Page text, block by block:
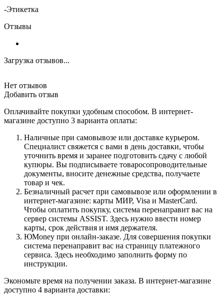
-Этикетка
Отзывы
Загрузка отзывов...
Нет отзывов
Добавить отзыв
Оплачивайте покупки удобным способом. В интернет-
магазине доступно 3 варианта оплаты:
Наличные при самовывозе или доставке курьером.
Специалист свяжется с вами в день доставки, чтобы
уточнить время и заранее подготовить сдачу с любой
купюры. Вы подписываете товаросопроводительные
документы, вносите денежные средства, получаете
товар и чек.
Безналичный расчет при самовывозе или оформлении в
интернет-магазине: карты МИР, Visa и MasterCard.
Чтобы оплатить покупку, система перенаправит вас на
сервер системы ASSIST. Здесь нужно ввести номер
карты, срок действия и имя держателя.
ЮMoney при онлайн-заказе. Для совершения покупки
система перенаправит вас на страницу платежного
сервиса. Здесь необходимо заполнить форму по
инструкции.
Экономьте время на получении заказа. В интернет-магазине
доступно 4 варианта доставки: